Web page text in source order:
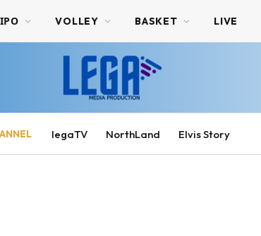
VOLLEY BASKET LIVE
legaTV NorthLand Elvis Story